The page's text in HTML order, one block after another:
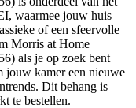
waarmee jouw huis
of een sfeervolle
Morris at Home
als je op zoek bent
jouw kamer een nieuwe
Dit behang is
te bestellen.